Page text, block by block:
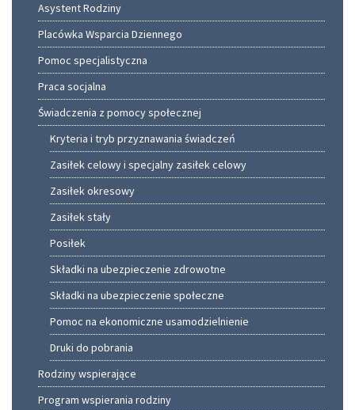
Asystent Rodziny
Placówka Wsparcia Dziennego
Pomoc specjalistyczna
Praca socjalna
Świadczenia z pomocy społecznej
Kryteria i tryb przyznawania świadczeń
Zasiłek celowy i specjalny zasiłek celowy
Zasiłek okresowy
Zasiłek stały
Posiłek
Składki na ubezpieczenie zdrowotne
Składki na ubezpieczenie społeczne
Pomoc na ekonomiczne usamodzielnienie
Druki do pobrania
Rodziny wspierające
Program wspierania rodziny